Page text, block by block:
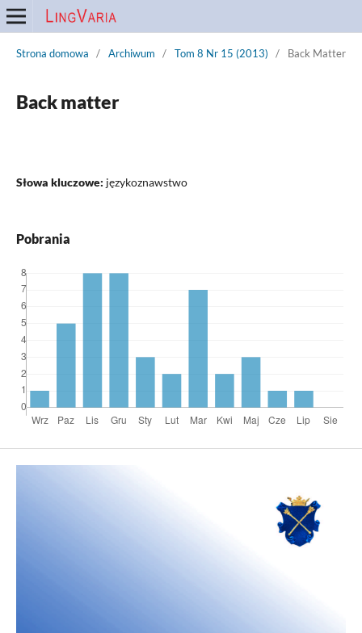
Strona domowa / Archiwum / Tom 8 Nr 15 (2013) / Back Matter
Back matter
Słowa kluczowe: językoznawstwo
Pobrania